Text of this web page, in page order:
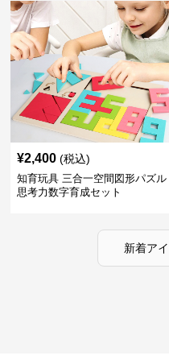
¥2,400 (税込)
知育玩具 三合一空間図形パズル
思考力数字育成セット
新着ア